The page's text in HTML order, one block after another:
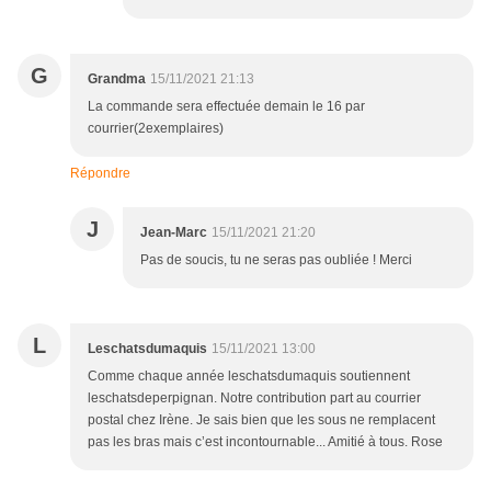
G Grandma 15/11/2021 21:13
La commande sera effectuée demain le 16 par
courrier(2exemplaires)
Répondre
J Jean-Marc 15/11/2021 21:20
Pas de soucis, tu ne seras pas oubliée ! Merci
L Leschatsdumaquis 15/11/2021 13:00
Comme chaque année leschatsdumaquis soutiennent
leschatsdeperpignan. Notre contribution part au courrier
postal chez Irène. Je sais bien que les sous ne remplacent
pas les bras mais c’est incontournable... Amitié à tous. Rose